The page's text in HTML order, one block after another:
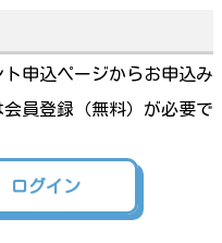
申込ページからお申込み
員登録（無料）が必要で
ログイン